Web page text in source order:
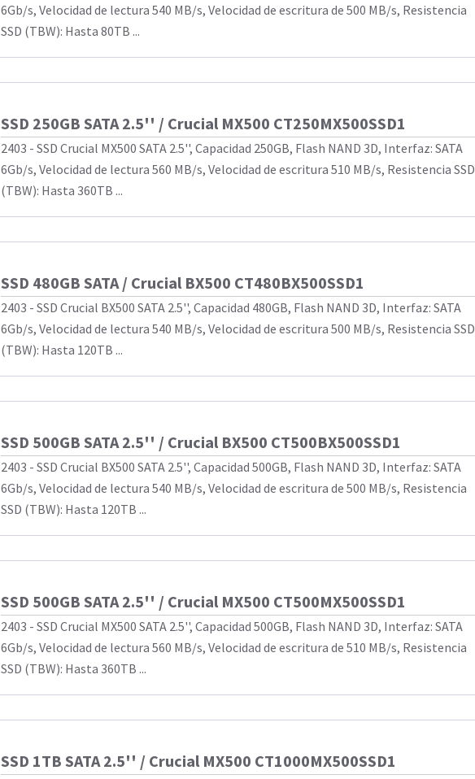
6Gb/s, Velocidad de lectura 540 MB/s, Velocidad de escritura de 500 MB/s, Resistencia
SSD (TBW): Hasta 80TB ...
SSD 250GB SATA 2.5'' / Crucial MX500 CT250MX500SSD1
2403 - SSD Crucial MX500 SATA 2.5'', Capacidad 250GB, Flash NAND 3D, Interfaz: SATA
6Gb/s, Velocidad de lectura 560 MB/s, Velocidad de escritura 510 MB/s, Resistencia SSD
(TBW): Hasta 360TB ...
SSD 480GB SATA / Crucial BX500 CT480BX500SSD1
2403 - SSD Crucial BX500 SATA 2.5'', Capacidad 480GB, Flash NAND 3D, Interfaz: SATA
6Gb/s, Velocidad de lectura 540 MB/s, Velocidad de escritura 500 MB/s, Resistencia SSD
(TBW): Hasta 120TB ...
SSD 500GB SATA 2.5'' / Crucial BX500 CT500BX500SSD1
2403 - SSD Crucial BX500 SATA 2.5'', Capacidad 500GB, Flash NAND 3D, Interfaz: SATA
6Gb/s, Velocidad de lectura 540 MB/s, Velocidad de escritura de 500 MB/s, Resistencia
SSD (TBW): Hasta 120TB ...
SSD 500GB SATA 2.5'' / Crucial MX500 CT500MX500SSD1
2403 - SSD Crucial MX500 SATA 2.5'', Capacidad 500GB, Flash NAND 3D, Interfaz: SATA
6Gb/s, Velocidad de lectura 560 MB/s, Velocidad de escritura de 510 MB/s, Resistencia
SSD (TBW): Hasta 360TB ...
SSD 1TB SATA 2.5'' / Crucial MX500 CT1000MX500SSD1